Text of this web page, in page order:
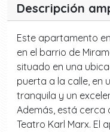
Descripción
Este apartamento
en el barrio de
situado en una
puerta a la calle, en
tranquila y un
Además, está cerca
Teatro Karl Marx. El